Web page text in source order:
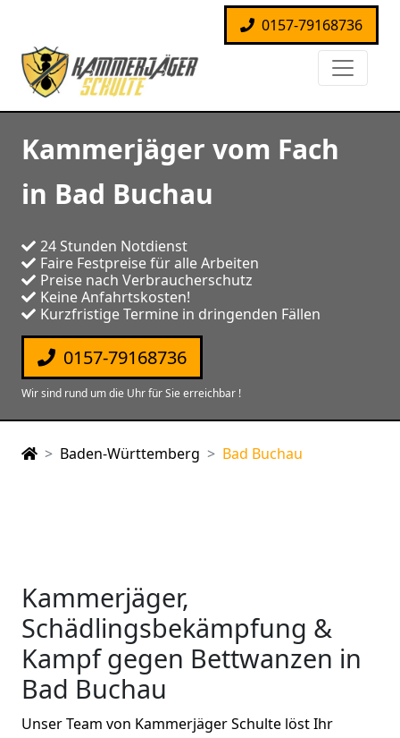
0157-79168736
Kammerjäger vom Fach
in Bad Buchau
24 Stunden Notdienst
Faire Festpreise für alle Arbeiten
Preise nach Verbraucherschutz
Keine Anfahrtskosten!
Kurzfristige Termine in dringenden Fällen
0157-79168736
Wir sind rund um die Uhr für Sie erreichbar !
Baden-Württemberg Bad Buchau
Kammerjäger,
Schädlingsbekämpfung &
Kampf gegen Bettwanzen in
Bad Buchau
Unser Team von Kammerjäger Schulte löst Ihr